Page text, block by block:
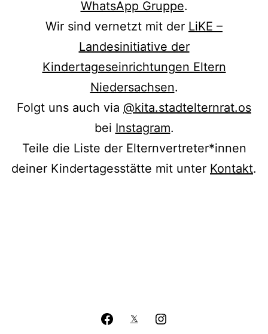
WhatsApp Gruppe.
Wir sind vernetzt mit der LiKE –
Landesinitiative der
Kindertageseinrichtungen Eltern
Niedersachsen.
Folgt uns auch via @kita.stadtelternrat.os
bei Instagram.
Teile die Liste der Elternvertreter*innen
deiner Kindertagesstätte mit unter Kontakt.
Facebook
𝕏